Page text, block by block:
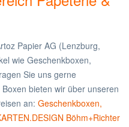
Papier AG (Lenzburg,
wie Geschenkboxen,
Sie uns gerne
bieten wir über unseren
an: Geschenkboxen,
Böhm+Richter